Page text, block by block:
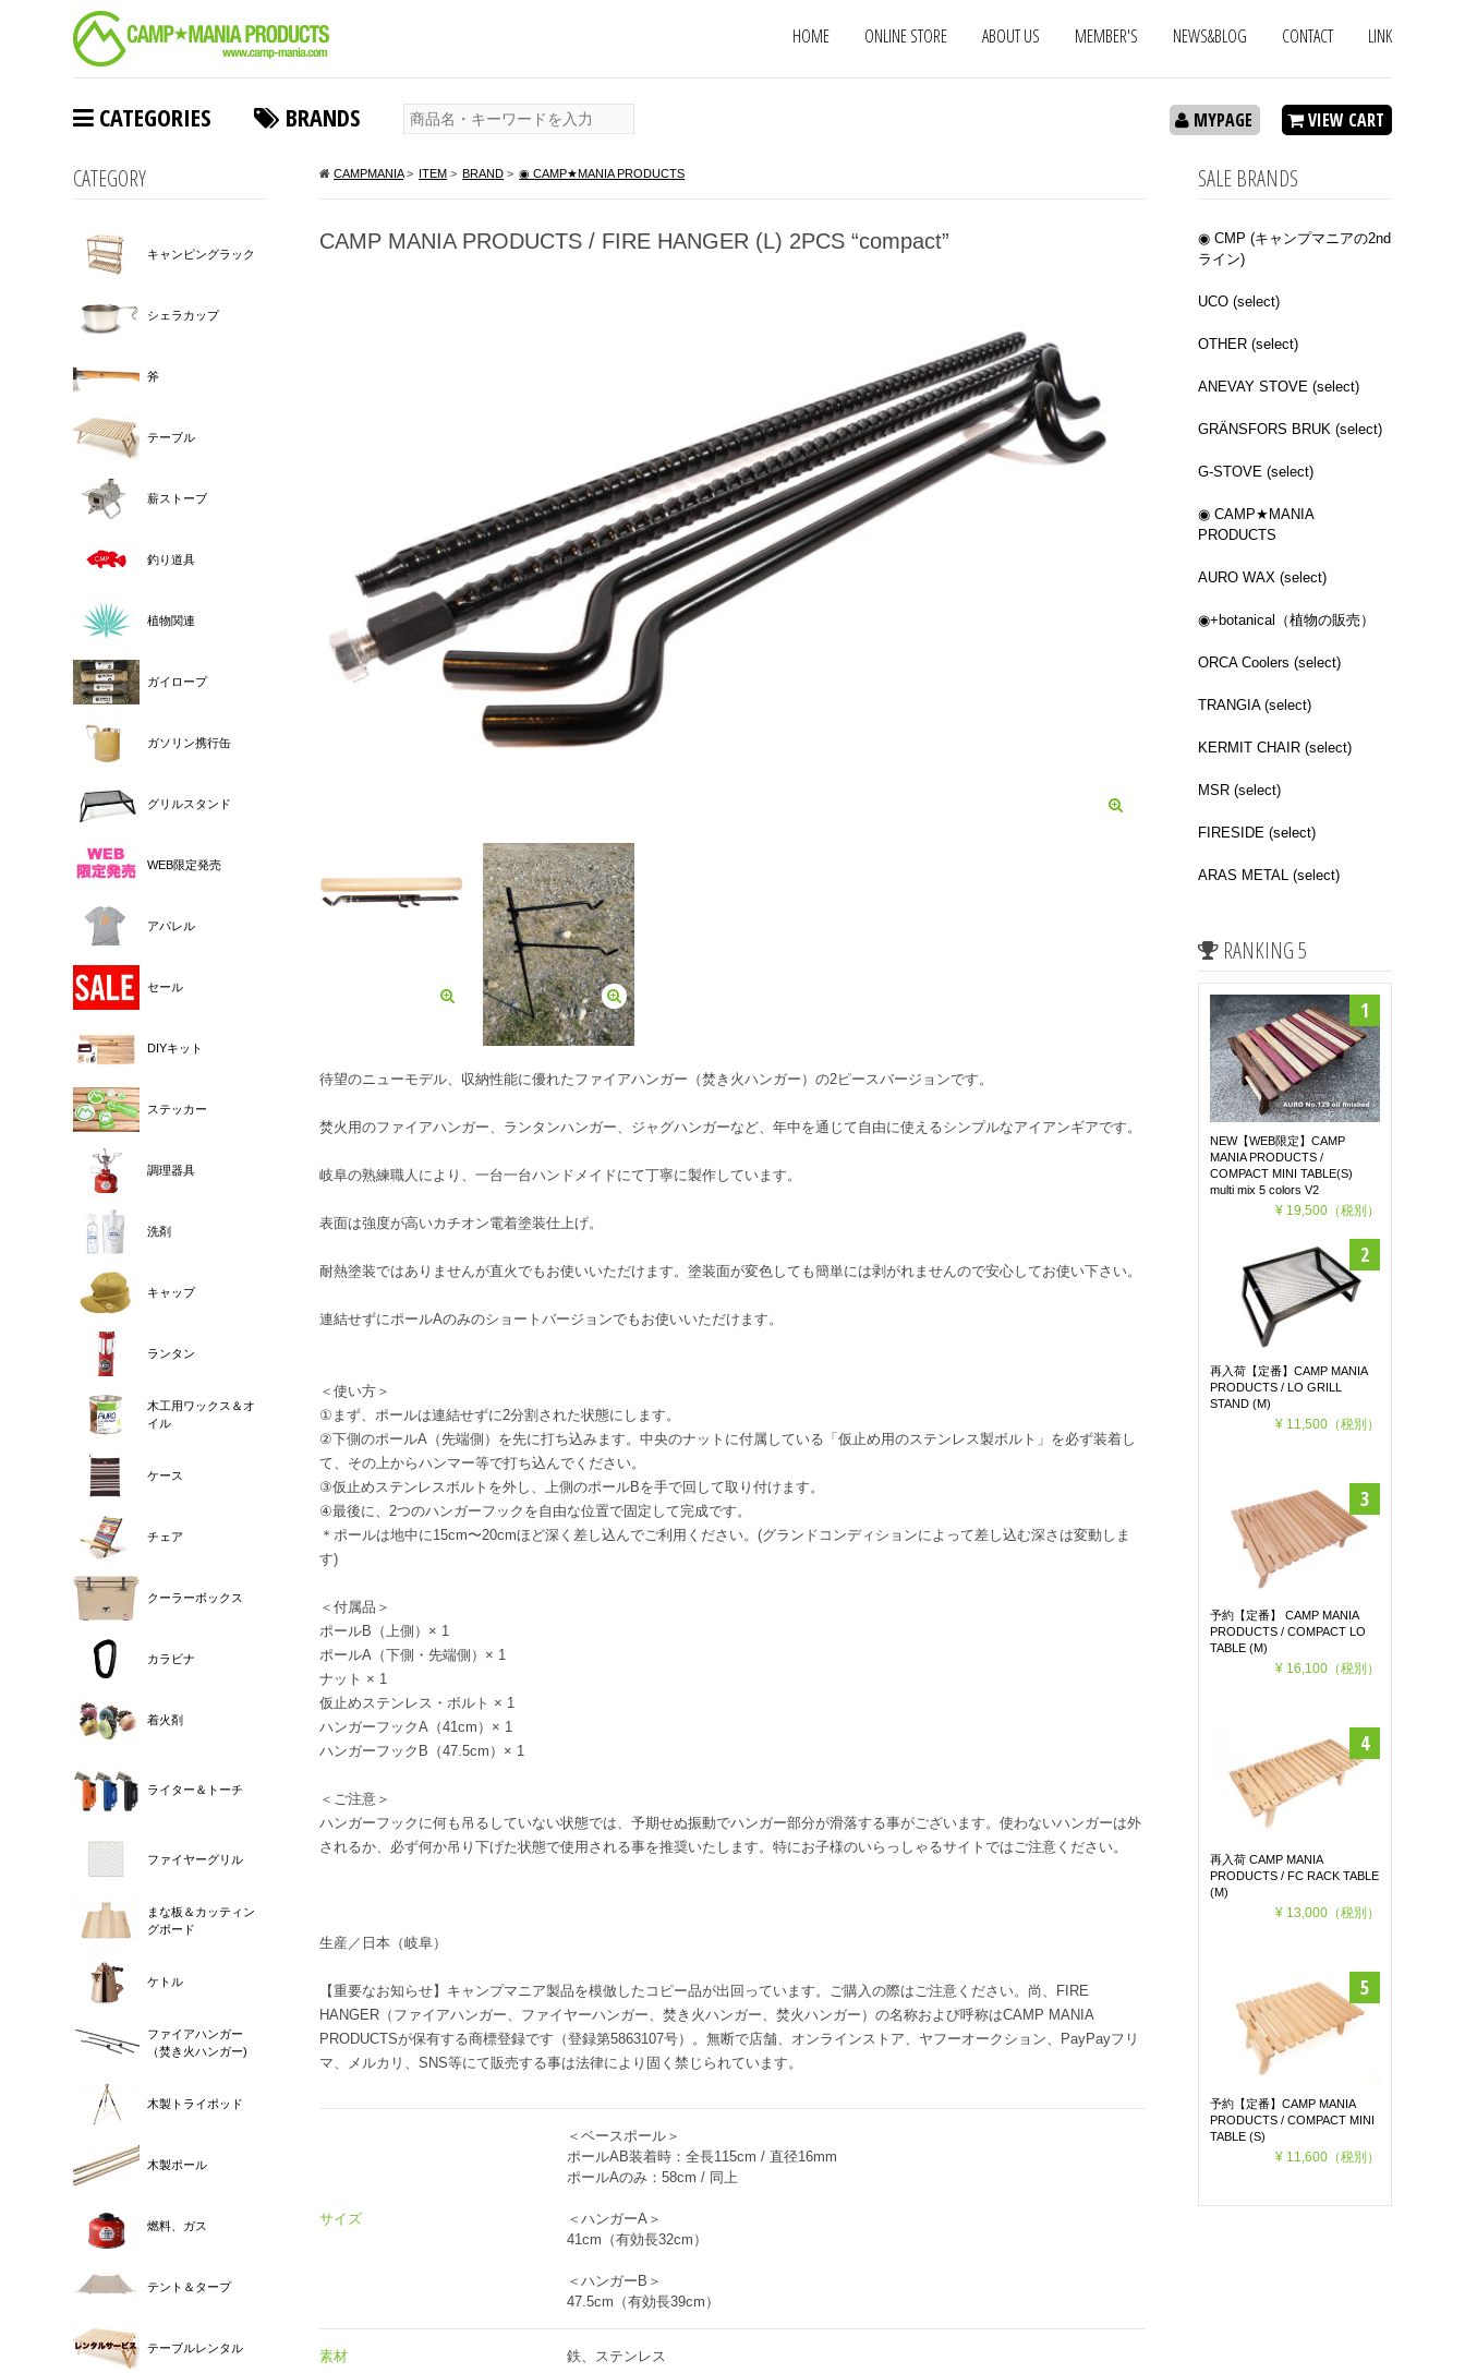
HOME ONLINE STORE ABOUT US MEMBER'S NEWS&BLOG CONTACT LINK
CATEGORIES BRANDS VIEW CART
MYPAGE
CAMPMANIA> ITEM > BRAND > ◉ CAMP★MANIA PRODUCTS
CAMP MANIA PRODUCTS / FIRE HANGER (L) 2PCS “compact”
待望のニューモデル、収納性能に優れたファイアハンガー（焚き火ハンガー）の2ピースバージョンです。
焚火用のファイアハンガー、ランタンハンガー、ジャグハンガーなど、年中を通じて自由に使えるシンプルなアイアンギアです。
岐阜の熟練職人により、一台一台ハンドメイドにて丁寧に製作しています。
表面は強度が高いカチオン電着塗装仕上げ。
耐熱塗装ではありませんが直火でもお使いいただけます。塗装面が変色しても簡単には剥がれませんので安心してお使い下さい。
連結せずにポールAのみのショートバージョンでもお使いいただけます。
＜使い方＞
①まず、ポールは連結せずに2分割された状態にします。
②下側のポールA（先端側）を先に打ち込みます。中央のナットに付属している「仮止め用のステンレス製ボルト」を必ず装着し
て、その上からハンマー等で打ち込んでください。
③仮止めステンレスボルトを外し、上側のポールBを手で回して取り付けます。
④最後に、2つのハンガーフックを自由な位置で固定して完成です。
＊ポールは地中に15cm〜20cmほど深く差し込んでご利用ください。(グランドコンディションによって差し込む深さは変動しま
す)
＜付属品＞
ポールB（上側）× 1
ポールA（下側・先端側）× 1
ナット × 1
仮止めステンレス・ボルト × 1
ハンガーフックA（41cm）× 1
ハンガーフックB（47.5cm）× 1
＜ご注意＞
ハンガーフックに何も吊るしていない状態では、予期せぬ振動でハンガー部分が滑落する事がございます。使わないハンガーは外
されるか、必ず何か吊り下げた状態で使用される事を推奨いたします。特にお子様のいらっしゃるサイトではご注意ください。
生産／日本（岐阜）
【重要なお知らせ】キャンプマニア製品を模倣したコピー品が出回っています。ご購入の際はご注意ください。尚、FIRE
HANGER（ファイアハンガー、ファイヤーハンガー、焚き火ハンガー、焚火ハンガー）の名称および呼称はCAMP MANIA
PRODUCTSが保有する商標登録です（登録第5863107号）。無断で店舗、オンラインストア、ヤフーオークション、PayPayフリ
マ、メルカリ、SNS等にて販売する事は法律により固く禁じられています。
サイズ
＜ベースポール＞
ポールAB装着時：全長115cm / 直径16mm
ポールAのみ：58cm / 同上
＜ハンガーA＞
41cm（有効長32cm）
＜ハンガーB＞
47.5cm（有効長39cm）
素材 鉄、ステンレス
CATEGORY
キャンピングラック
シェラカップ
斧
テーブル
薪ストーブ
釣り道具
植物関連
ガイロープ
ガソリン携行缶
グリルスタンド
WEB限定発売
アパレル
セール
DIYキット
ステッカー
調理器具
洗剤
キャップ
ランタン
木工用ワックス＆オ
イル
ケース
チェア
クーラーボックス
カラビナ
着火剤
ライター＆トーチ
ファイヤーグリル
まな板＆カッティン
グボード
ケトル
ファイアハンガー
（焚き火ハンガー)
木製トライポッド
木製ポール
燃料、ガス
テント＆タープ
テーブルレンタル
SALE BRANDS
◉ CMP (キャンプマニアの2nd
ライン)
UCO (select)
OTHER (select)
ANEVAY STOVE (select)
GRÄNSFORS BRUK (select)
G-STOVE (select)
◉ CAMP★MANIA
PRODUCTS
AURO WAX (select)
◉+botanical（植物の販売）
ORCA Coolers (select)
TRANGIA (select)
KERMIT CHAIR (select)
MSR (select)
FIRESIDE (select)
ARAS METAL (select)
RANKING 5
NEW【WEB限定】CAMP
MANIA PRODUCTS /
COMPACT MINI TABLE(S)
multi mix 5 colors V2
¥ 19,500（税別）
再入荷【定番】CAMP MANIA
PRODUCTS / LO GRILL
STAND (M)
¥ 11,500（税別）
予約【定番】 CAMP MANIA
PRODUCTS / COMPACT LO
TABLE (M)
¥ 16,100（税別）
再入荷 CAMP MANIA
PRODUCTS / FC RACK TABLE
(M)
¥ 13,000（税別）
予約【定番】CAMP MANIA
PRODUCTS / COMPACT MINI
TABLE (S)
¥ 11,600（税別）